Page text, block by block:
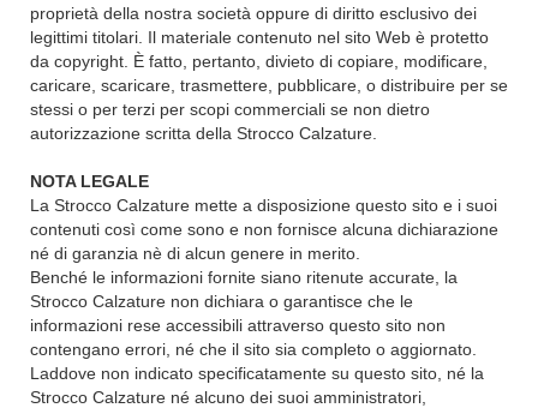
proprietà della nostra società oppure di diritto esclusivo dei
legittimi titolari. Il materiale contenuto nel sito Web è protetto
da copyright. È fatto, pertanto, divieto di copiare, modificare,
caricare, scaricare, trasmettere, pubblicare, o distribuire per se
stessi o per terzi per scopi commerciali se non dietro
autorizzazione scritta della Strocco Calzature.
NOTA LEGALE
La Strocco Calzature mette a disposizione questo sito e i suoi
contenuti così come sono e non fornisce alcuna dichiarazione
né di garanzia nè di alcun genere in merito.
Benché le informazioni fornite siano ritenute accurate, la
Strocco Calzature non dichiara o garantisce che le
informazioni rese accessibili attraverso questo sito non
contengano errori, né che il sito sia completo o aggiornato.
Laddove non indicato specificatamente su questo sito, né la
Strocco Calzature né alcuno dei suoi amministratori,